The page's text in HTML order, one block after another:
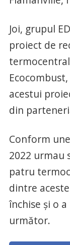
Joi, grupul
proiect de
acestui
din
Conform
2022 urmau
patru
dintre
închise şi o
următor.